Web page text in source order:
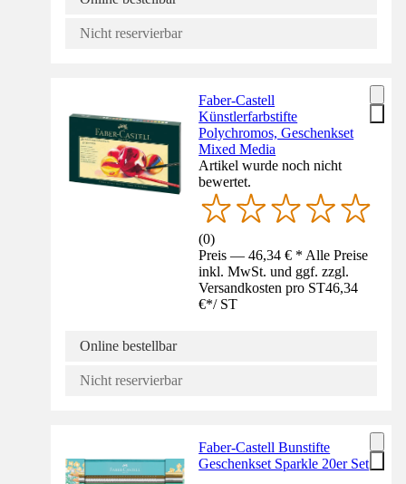
Nicht reservierbar
Faber-Castell
Künstlerfarbstifte
Polychromos, Geschenkset
Mixed Media
Artikel wurde noch nicht
bewertet.
(0)
Preis — 46,34 € * Alle Preise
inkl. MwSt. und ggf. zzgl.
Versandkosten pro ST46,34
€*/ ST
Online bestellbar
Nicht reservierbar
Faber-Castell Bunstifte
Geschenkset Sparkle 20er Set